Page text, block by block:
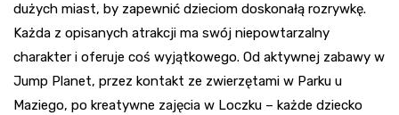
dużych miast, by zapewnić dzieciom doskonałą rozrywkę.
Każda z opisanych atrakcji ma swój niepowtarzalny
charakter i oferuje coś wyjątkowego. Od aktywnej zabawy w
Jump Planet, przez kontakt ze zwierzętami w Parku u
Maziego, po kreatywne zajęcia w Loczku – każde dziecko